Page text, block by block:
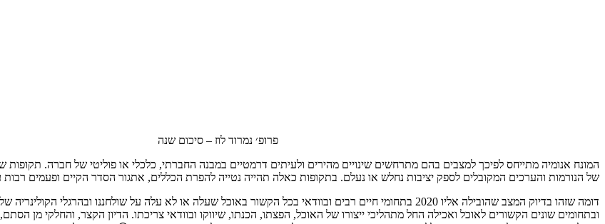
פרופ׳ נמרוד לוז – סיכום שנה
המונח אנומיה מתייחס לפיכך למצבים בהם מתרחשים שינויים מהירים ולעיתים דרמטיים במבנה החברתי, כלכלי או פוליטי של חברה. תקופות של
של הנורמות והערכים המקובלים לספק יציבות נחלש או נעלם. בתקופות כאלה תהייה נטייה להפרת הכללים, אתגור הסדר הקיים ופעמים רבות
דומה שזהו בדיוק המצב שהובילה אליו 2020 בתחומי חיים רבים ובוודאי בכל הקשור באוכל שעלה או לא עלה על שולחננו
ובתחומים שונים הקשורים לאוכל ואכילה החל מתהליכי ייצורו של האוכל, הפצתו, הכנתו, שיווקו ובוודאי צריכתו. הדיון הקצר, והחלקי מן הסתם,